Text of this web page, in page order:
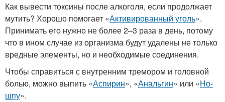
Как вывести токсины после алкоголя, если продолжает
мутить? Хорошо помогает «Активированный уголь».
Принимать его нужно не более 2–3 раза в день, потому
что в ином случае из организма будут удалены не только
вредные элементы, но и необходимые соединения.
Чтобы справиться с внутренним тремором и головной
болью, можно выпить «Аспирин», «Анальгин» или «Но-
шпу».